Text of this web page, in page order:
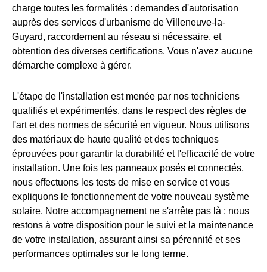
charge toutes les formalités : demandes d'autorisation
auprès des services d'urbanisme de Villeneuve-la-
Guyard, raccordement au réseau si nécessaire, et
obtention des diverses certifications. Vous n'avez aucune
démarche complexe à gérer.
L'étape de l'installation est menée par nos techniciens
qualifiés et expérimentés, dans le respect des règles de
l'art et des normes de sécurité en vigueur. Nous utilisons
des matériaux de haute qualité et des techniques
éprouvées pour garantir la durabilité et l'efficacité de votre
installation. Une fois les panneaux posés et connectés,
nous effectuons les tests de mise en service et vous
expliquons le fonctionnement de votre nouveau système
solaire. Notre accompagnement ne s'arrête pas là ; nous
restons à votre disposition pour le suivi et la maintenance
de votre installation, assurant ainsi sa pérennité et ses
performances optimales sur le long terme.